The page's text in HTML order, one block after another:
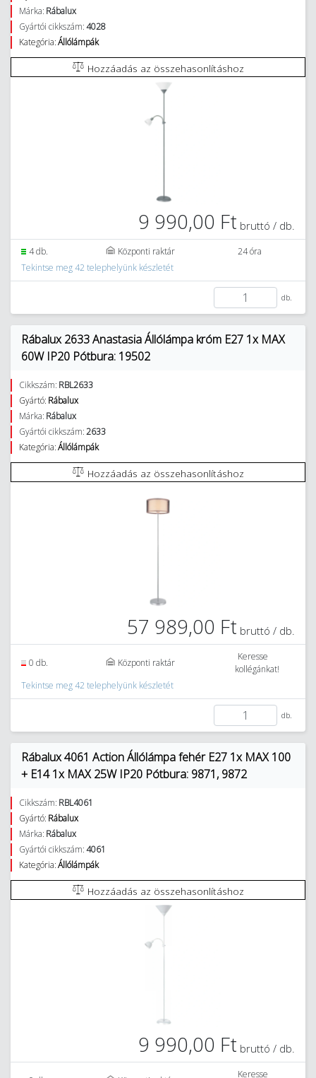
Márka: Rábalux
Gyártói cikkszám:4028
Kategória:Állólámpák
Hozzáadás az összehasonlításhoz
9 990,00 Ft bruttó / db.
4 db. Központi raktár
24 óra
Tekintse meg 42 telephelyünk készletét
db.
Rábalux 2633 Anastasia Állólámpa króm E27 1x MAX
60W IP20 Pótbura: 19502
Cikkszám: RBL2633
Gyártó: Rábalux
Márka: Rábalux
Gyártói cikkszám:2633
Kategória:Állólámpák
Hozzáadás az összehasonlításhoz
57 989,00 Ft bruttó / db.
0 db. Központi raktár
Keresse
kollégánkat!
Tekintse meg 42 telephelyünk készletét
db.
Rábalux 4061 Action Állólámpa fehér E27 1x MAX 100
+ E14 1x MAX 25W IP20 Pótbura: 9871, 9872
Cikkszám: RBL4061
Gyártó: Rábalux
Márka: Rábalux
Gyártói cikkszám:4061
Kategória:Állólámpák
Hozzáadás az összehasonlításhoz
9 990,00 Ft bruttó / db.
Keresse